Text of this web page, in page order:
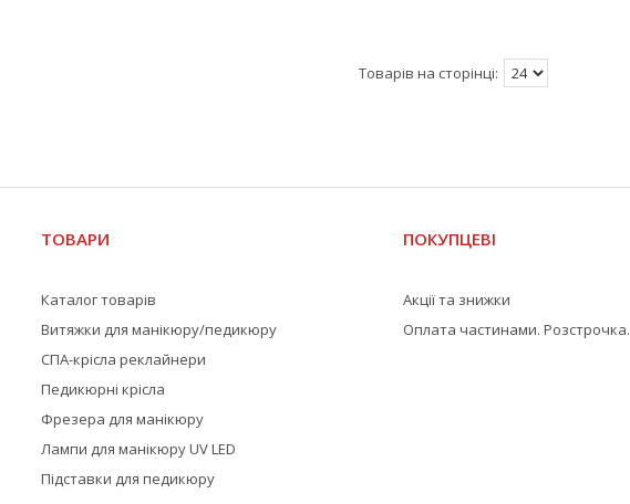
ТОВАРИ
Каталог товарів
Витяжки для манікюру/педикюру
СПА-крісла реклайнери
Педикюрні крісла
Фрезера для манікюру
Лампи для манікюру UV LED
Підставки для педикюру
ПОКУПЦЕВІ
Акції та знижки
Оплата частинами. Розстрочка.